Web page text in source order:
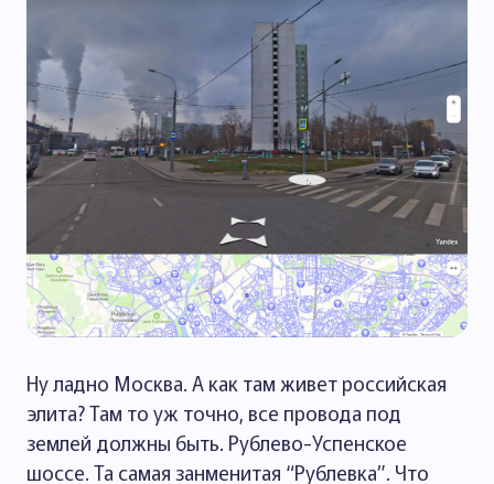
Ну ладно Москва. А как там живет российская
элита? Там то уж точно, все провода под
землей должны быть. Рублево-Успенское
шоссе. Та самая занменитая “Рублевка”. Что